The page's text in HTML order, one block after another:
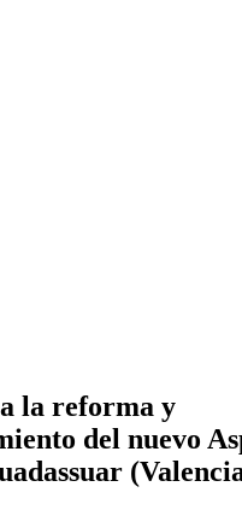
la reforma y
del nuevo